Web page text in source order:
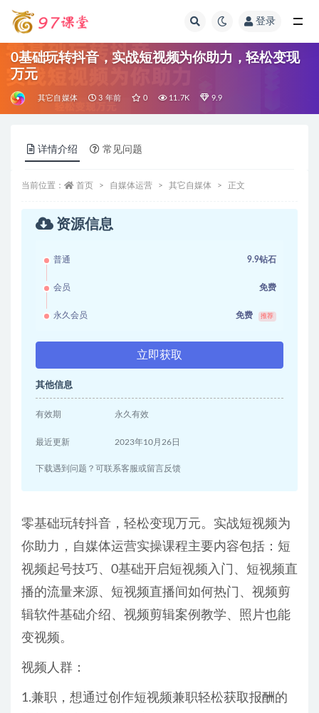
登录
0基础玩转抖音，实战短视频为你助力，轻松变现
万元
其它自媒体 3 年前 0 11.7K 9.9
详情介绍 常见问题
当前位置： 首页 自媒体运营 其它自媒体 正文
资源信息
普通 9.9钻石
会员 免费
永久会员 免费 推荐
立即获取
其他信息
有效期 永久有效
最近更新 2023年10月26日
下载遇到问题？可联系客服或留言反馈
零基础玩转抖音，轻松变现万元。实战短视频为
你助力，自媒体运营实操课程主要内容包括：短
视频起号技巧、0基础开启短视频入门、短视频直
播的流量来源、短视频直播间如何热门、视频剪
辑软件基础介绍、视频剪辑案例教学、照片也能
变视频。
视频人群：
1.兼职，想通过创作短视频兼职轻松获取报酬的